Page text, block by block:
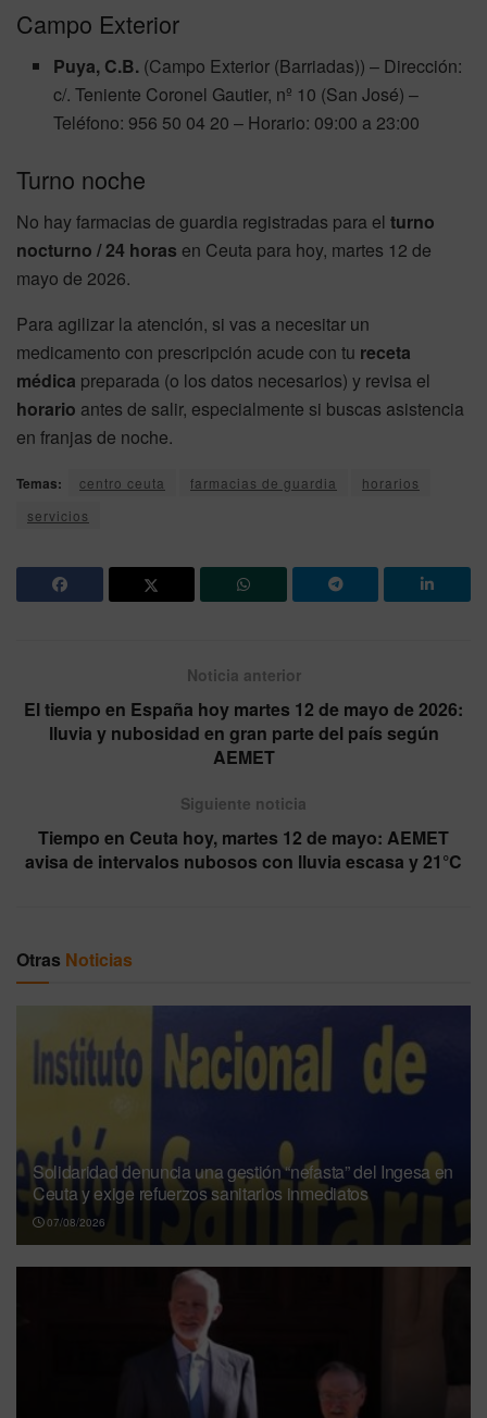
Campo Exterior
Puya, C.B. (Campo Exterior (Barriadas)) – Dirección:
c/. Teniente Coronel Gautier, nº 10 (San José) –
Teléfono: 956 50 04 20 – Horario: 09:00 a 23:00
Turno noche
No hay farmacias de guardia registradas para el turno
nocturno / 24 horas en Ceuta para hoy, martes 12 de
mayo de 2026.
Para agilizar la atención, si vas a necesitar un
medicamento con prescripción acude con tu receta
médica preparada (o los datos necesarios) y revisa el
horario antes de salir, especialmente si buscas asistencia
en franjas de noche.
Temas: centro ceuta farmacias de guardia
horarios
servicios
Noticia anterior
El tiempo en España hoy martes 12 de mayo de 2026:
lluvia y nubosidad en gran parte del país según
AEMET
Siguiente noticia
Tiempo en Ceuta hoy, martes 12 de mayo: AEMET
avisa de intervalos nubosos con lluvia escasa y 21°C
Otras Noticias
Solidaridad denuncia una gestión “nefasta” del Ingesa en
Ceuta y exige refuerzos sanitarios inmediatos
07/08/2026